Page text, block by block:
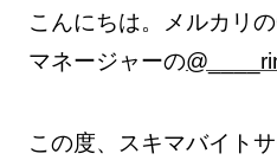
こんにちは。メルカリ
マネージャーの
この度、スキマバイト